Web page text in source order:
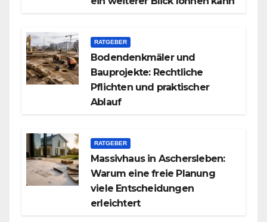
RATGEBER
Bodendenkmäler und
Bauprojekte: Rechtliche
Pflichten und praktischer
Ablauf
RATGEBER
Massivhaus in Aschersleben:
Warum eine freie Planung
viele Entscheidungen
erleichtert